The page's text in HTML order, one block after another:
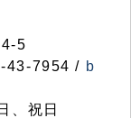
5
43-7954 / b
、祝日